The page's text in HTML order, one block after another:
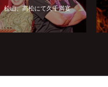
松山、高松にて久千満宴